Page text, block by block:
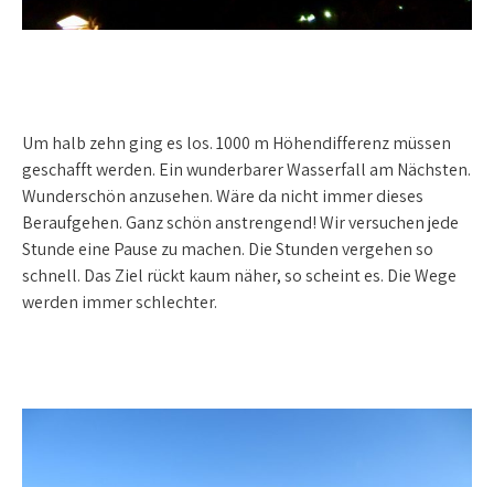
Um halb zehn ging es los. 1000 m Höhendifferenz müssen
geschafft werden. Ein wunderbarer Wasserfall am Nächsten.
Wunderschön anzusehen. Wäre da nicht immer dieses
Beraufgehen. Ganz schön anstrengend! Wir versuchen jede
Stunde eine Pause zu machen. Die Stunden vergehen so
schnell. Das Ziel rückt kaum näher, so scheint es. Die Wege
werden immer schlechter.